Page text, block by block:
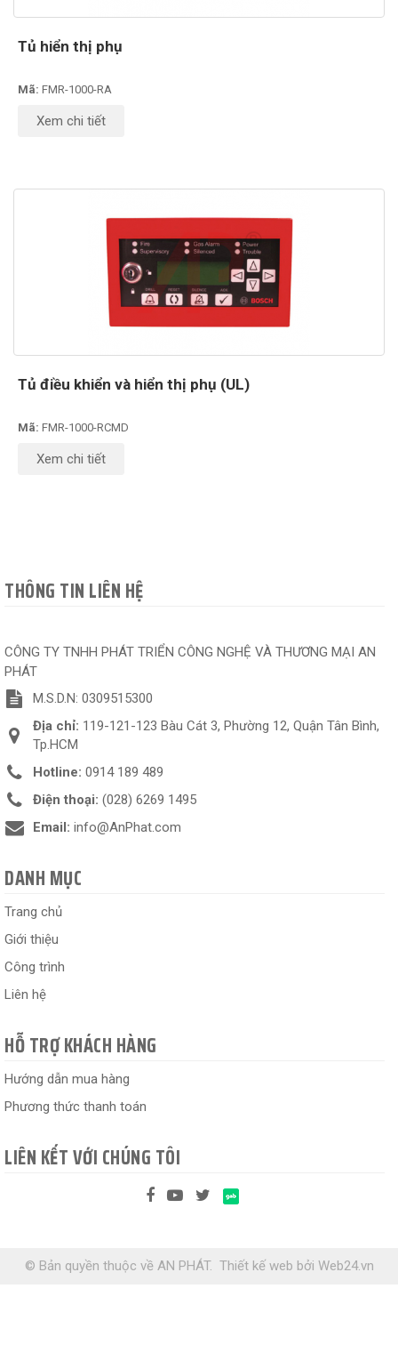
Tủ hiển thị phụ
Mã: FMR-1000-RA
Xem chi tiết
Tủ điều khiển và hiển thị phụ (UL)
Mã: FMR-1000-RCMD
Xem chi tiết
THÔNG TIN LIÊN HỆ
CÔNG TY TNHH PHÁT TRIỂN CÔNG NGHỆ VÀ THƯƠNG MẠI AN
PHÁT
M.S.D.N: 0309515300
Địa chỉ: 119-121-123 Bàu Cát 3, Phường 12, Quận Tân Bình,
Tp.HCM
Hotline: 0914 189 489
Điện thoại: (028) 6269 1495
Email: info@AnPhat.com
DANH MỤC
Trang chủ
Giới thiệu
Công trình
Liên hệ
HỖ TRỢ KHÁCH HÀNG
Hướng dẫn mua hàng
Phương thức thanh toán
LIÊN KẾT VỚI CHÚNG TÔI
© Bản quyền thuộc về AN PHÁT. Thiết kế web bởi Web24.vn